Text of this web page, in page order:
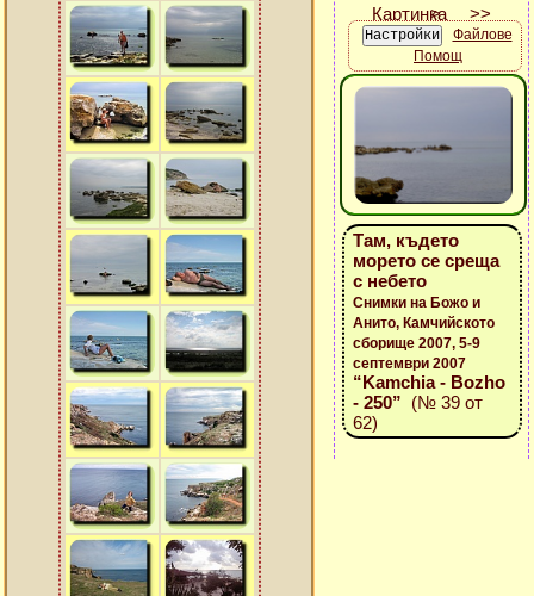
Файлове
Помощ
Там, където
морето се среща
с небето
Снимки на Божо и
Анито, Камчийското
сборище 2007, 5-9
септември 2007
“Kamchia - Bozho
- 250” (№ 39 от
62)